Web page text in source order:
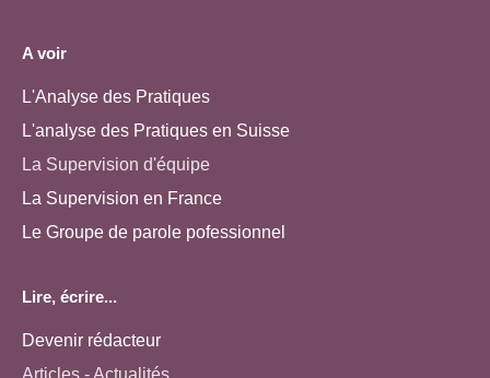
A voir
L'Analyse des Pratiques
L'analyse des Pratiques en Suisse
La Supervision d'équipe
La Supervision en France
Le Groupe de parole pofessionnel
Lire, écrire...
Devenir rédacteur